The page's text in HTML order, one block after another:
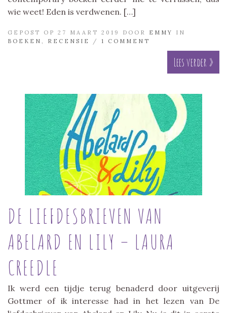
wie weet! Eden is verdwenen. […]
GEPOST OP 27 MAART 2019 DOOR EMMY
IN
BOEKEN
RECENSIE / 1 COMMENT
Lees verder »
DE LIEFDESBRIEVEN VAN
ABELARD EN LILY – LAURA
CREEDLE
Ik werd een tijdje terug benaderd door uitgeverij
Gottmer of ik interesse had in het lezen van De